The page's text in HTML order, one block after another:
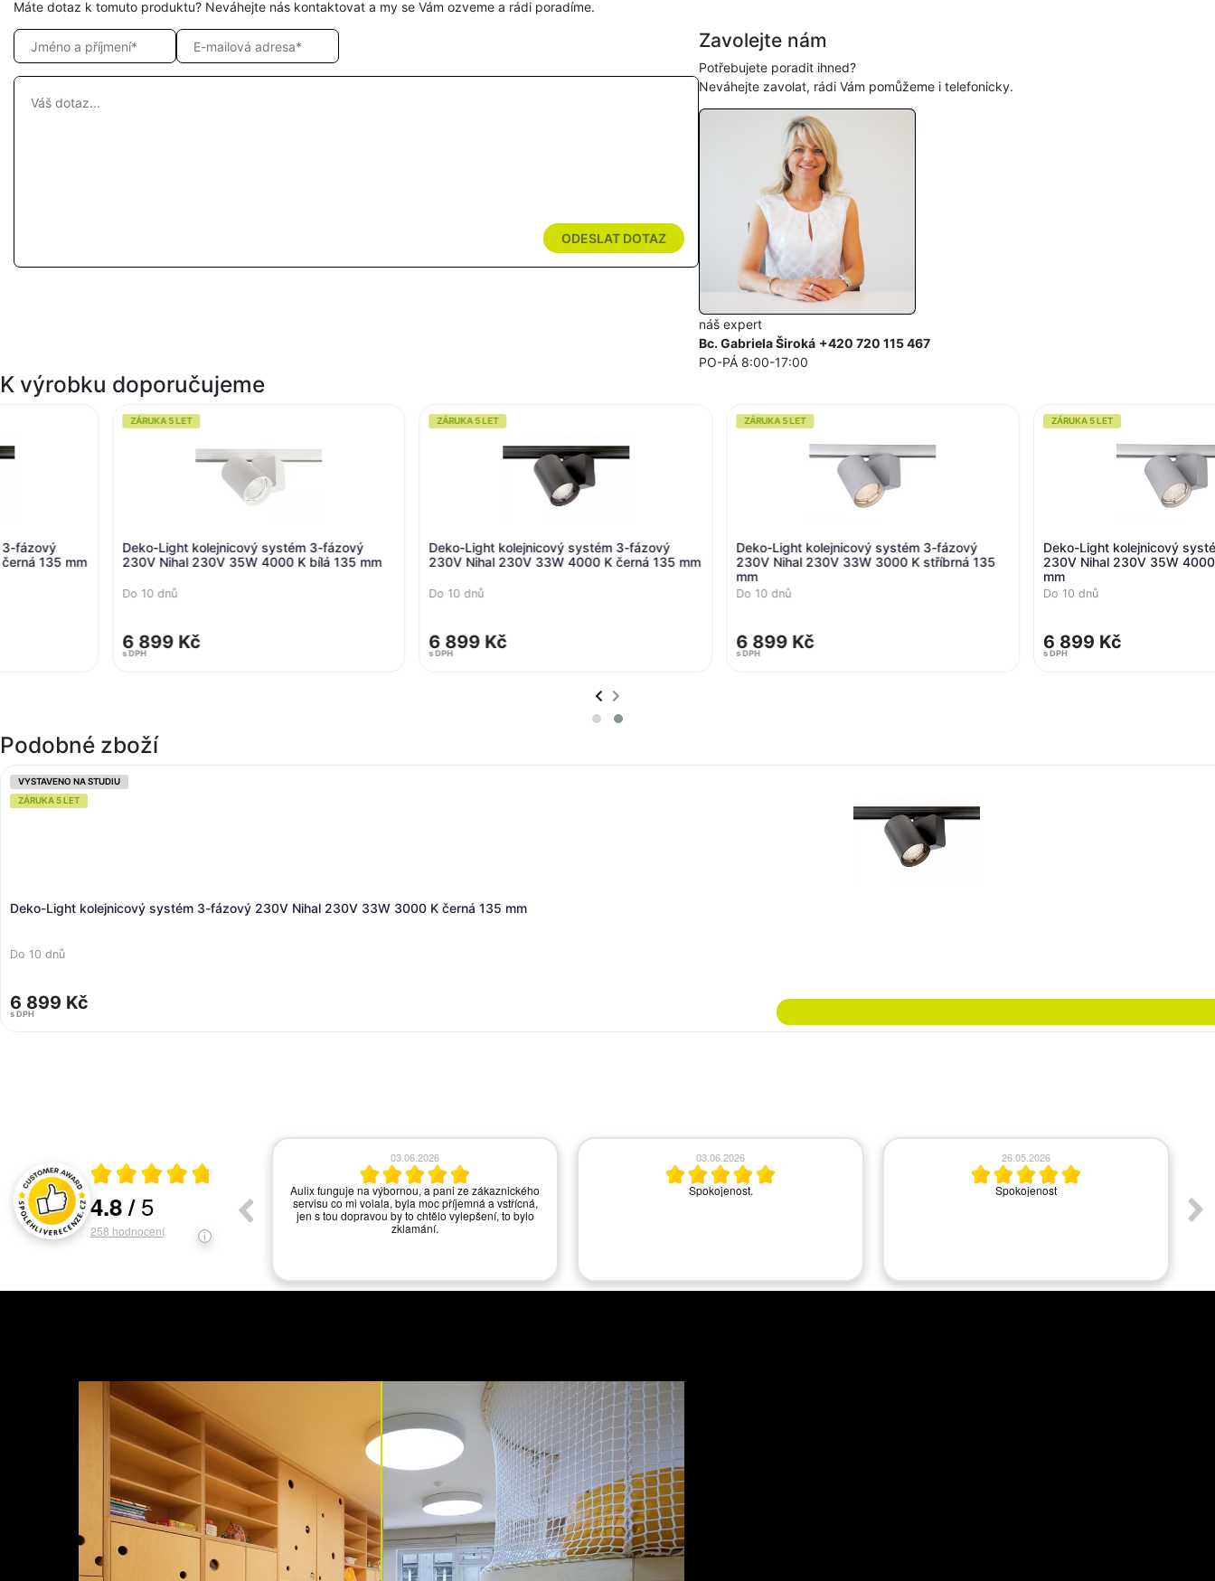
Máte dotaz k tomuto produktu? Neváhejte nás kontaktovat a my se Vám ozveme a rádi poradíme.
ODESLAT DOTAZ
Zavolejte nám
Potřebujete poradit ihned?
Neváhejte zavolat, rádi Vám pomůžeme i telefonicky.
náš expert
Bc. Gabriela Široká +420 720 115 467
PO-PÁ 8:00-17:00
K výrobku doporučujeme
Deko-Light kolejnicový systém 3-fázový
230V Nihal 230V 35W 4000 K bílá 135 mm
Deko-Light kolejnicový systém 3-fázový
230V Nihal 230V 33W 4000 K černá 135 mm
Deko-Light kolejnicový systém 3-fázový
230V Nihal 230V 33W 3000 K stříbrná 135
Deko-Light kolejnicový systém 3-fázový
230V Nihal 230V 35W 4000 K stříbrná 135
Podobné zboží
VYSTAVENO NA STUDIU
Deko-Light kolejnicový systém 3-fázový 230V Nihal Mini 230V 15W 3000 K bílá 94 mm
5 338 Kč
Hodnocení a recenze zákazníků
Průměrné hodnocení 4.8 z 5
4.8/5
258 hodnocení
Seriózní přístup k reklamaci
03.06.2026
Aulix funguje na výbornou, a pani ze zákaznického
servisu co mi volala, byla moc příjemná a vstřícná,
jen s tou dopravou by to chtělo vylepšení, to bylo
zklamání.
03.06.2026
Spokojenost.
26.05.2026
Spokojenost